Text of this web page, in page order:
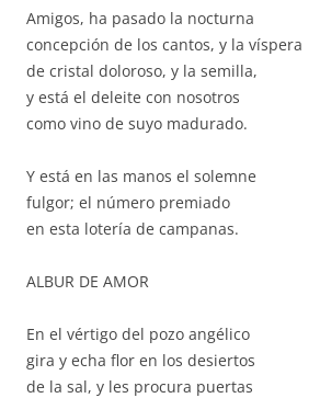
Amigos, ha pasado la nocturna
concepción de los cantos, y la víspera
de cristal doloroso, y la semilla,
y está el deleite con nosotros
como vino de suyo madurado.
Y está en las manos el solemne
fulgor; el número premiado
en esta lotería de campanas.
ALBUR DE AMOR
En el vértigo del pozo angélico
gira y echa flor en los desiertos
de la sal, y les procura puertas